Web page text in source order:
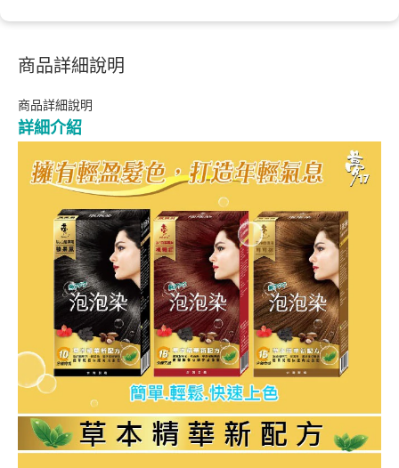
商品詳細說明
商品詳細說明
詳細介紹